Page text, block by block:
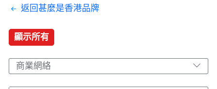
返回甚麼是香港品牌
顯示所有
商業網絡